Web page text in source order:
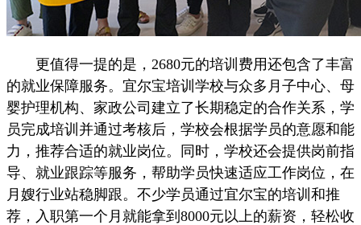
更值得一提的是，2680元的培训费用还包含了丰富
的就业保障服务。宜尔宝培训学校与众多月子中心、母
婴护理机构、家政公司建立了长期稳定的合作关系，学
员完成培训并通过考核后，学校会根据学员的意愿和能
力，推荐合适的就业岗位。同时，学校还会提供岗前指
导、就业跟踪等服务，帮助学员快速适应工作岗位，在
月嫂行业站稳脚跟。不少学员通过宜尔宝的培训和推
荐，入职第一个月就能拿到8000元以上的薪资，轻松收